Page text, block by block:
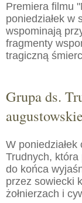
Premiera filmu
poniedziałek w
wspominają
fragmenty
tragiczną
Grupa ds.
W
Trudnych, która
do końca
przez sowiecki
żołnierzach i